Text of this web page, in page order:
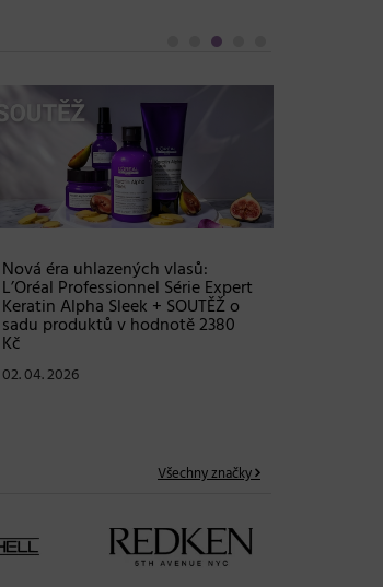
Nová éra uhlazených vlasů:
L’Oréal Professionnel Série Expert
Keratin Alpha Sleek + SOUTĚŽ o
sadu produktů v hodnotě 2380
Kč
02. 04. 2026
Všechny značky